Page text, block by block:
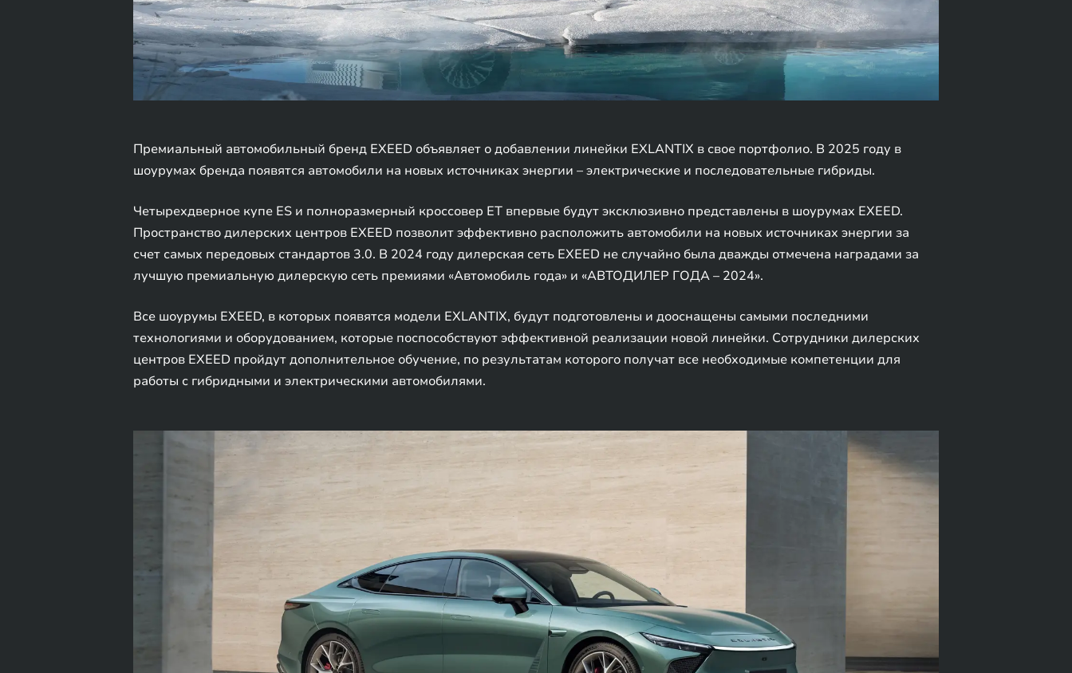
Премиальный автомобильный бренд EXEED объявляет о добавлении линейки EXLANTIX в свое портфолио. В 2025 году в
шоурумах бренда появятся автомобили на новых источниках энергии – электрические и последовательные гибриды.
Четырехдверное купе ES и полноразмерный кроссовер ET впервые будут эксклюзивно представлены в шоурумах EXEED.
Пространство дилерских центров EXEED позволит эффективно расположить автомобили на новых источниках энергии за
счет самых передовых стандартов 3.0. В 2024 году дилерская сеть EXEED не случайно была дважды отмечена наградами за
лучшую премиальную дилерскую сеть премиями «Автомобиль года» и «АВТОДИЛЕР ГОДА – 2024».
Все шоурумы EXEED, в которых появятся модели EXLANTIX, будут подготовлены и дооснащены самыми последними
технологиями и оборудованием, которые поспособствуют эффективной реализации новой линейки. Сотрудники дилерских
центров EXEED пройдут дополнительное обучение, по результатам которого получат все необходимые компетенции для
работы с гибридными и электрическими автомобилями.